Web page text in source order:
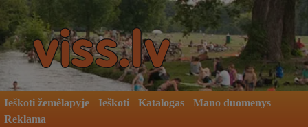
Ieškoti žemėlapyje Ieškoti Katalogas
Mano duomenys
Reklama